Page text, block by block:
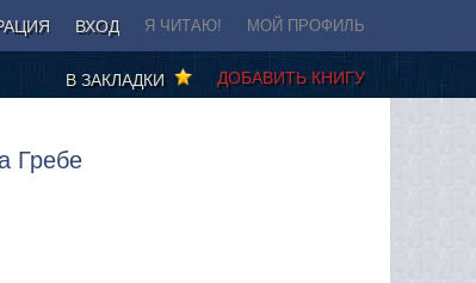
ВХОД Я ЧИТАЮ! МОЙ ПРОФИЛЬ
ДОБАВИТЬ КНИГУ
В ЗАКЛАДКИ
Гребе